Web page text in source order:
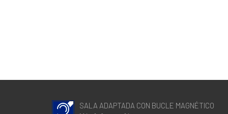
SALA ADAPTADA CON BUCLE MAGNÉTICO